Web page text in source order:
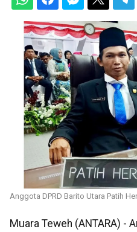
Anggota DPRD Barito Utara Patih
Muara Teweh (ANTARA) -